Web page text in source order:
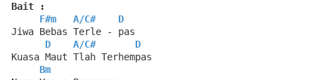
Bait :
F#m
A/C#
D
Jiwa Bebas Terle - pas
D
A/C#
D
Kuasa Maut Tlah Terhempas
Bm